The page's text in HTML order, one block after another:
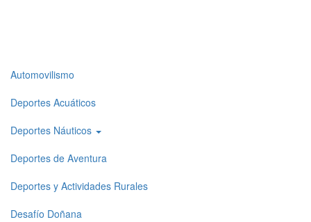
Top
level
menu
1
Automovilismo
Deportes Acuáticos
Deportes Náuticos
Deportes de Aventura
Deportes y Actividades Rurales
Desafío Doñana